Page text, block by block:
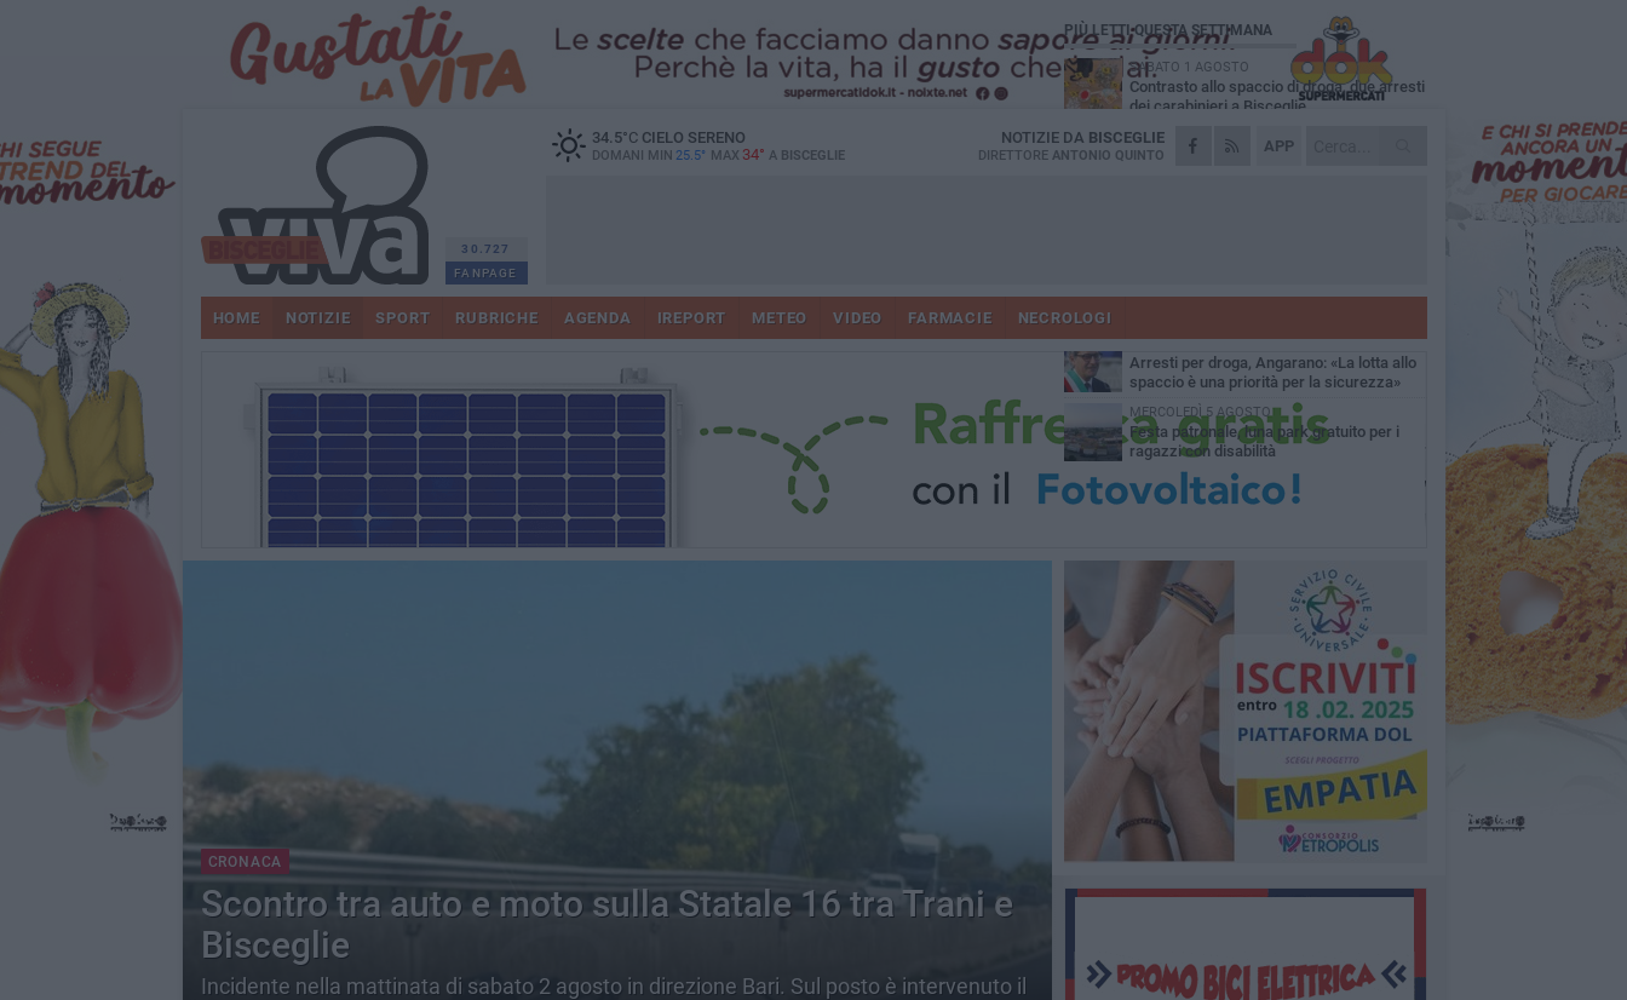
30.727
FANPAGE
34.5°CCIELO SERENO
DOMANI MIN 25.5° MAX 34° A BISCEGLIE
APP
NOTIZIE DA BISCEGLIE
DIRETTORE ANTONIO QUINTO
HOME NOTIZIE SPORT RUBRICHE AGENDA IREPORT METEO VIDEO FARMACIE NECROLOGI
CRONACA
Scontro tra auto e moto sulla Statale 16 tra Trani e
Bisceglie
Incidente nella mattinata di sabato 2 agosto in direzione Bari. Sul posto è intervenuto il
PIÙ LETTI QUESTA SETTIMANA
SABATO 1 AGOSTO
Contrasto allo spaccio di droga, due arresti
dei carabinieri a Bisceglie
MARTEDÌ 4 AGOSTO
Emergenza caldo, il Comune di Bisceglie
Due auto incendiate nella notte in via Dieta
SABATO 1 AGOSTO
Arresti per droga, Angarano: «La lotta allo
spaccio è una priorità per la sicurezza»
MERCOLEDÌ 5 AGOSTO
Festa patronale, luna park gratuito per i
ragazzi con disabilità